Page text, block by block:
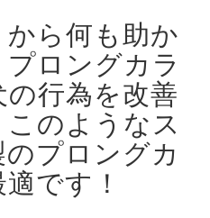
ら何も助か
ロングカラ
行為を改善
このようなス
プロングカ
です！